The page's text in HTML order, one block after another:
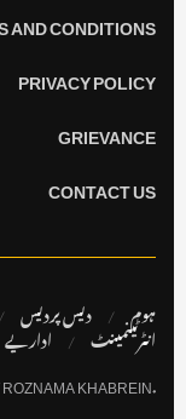
AND CONDITIONS
PRIVACY POLICY
GRIEVANCE
CONTACT US
ہوم دیس پردیس
انٹرٹینمینٹ اداریے
.ALL RIGHTS RESERVED © COPYRIGHT ROZNAMA KHABREIN